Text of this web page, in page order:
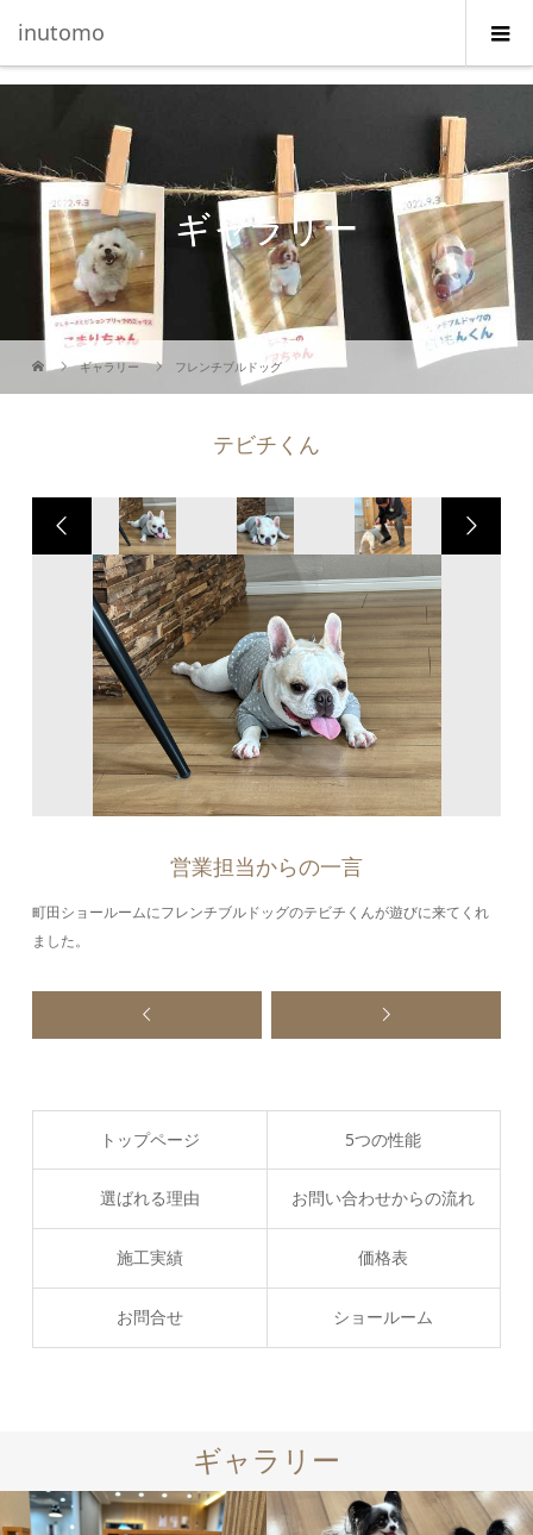
inutomo
ギャラリー
ギャラリー フレンチブルドッグ
テビチくん
営業担当からの一言
町田ショールームにフレンチブルドッグのテビチくんが遊びに来てくれ
ました。
トップページ 5つの性能
選ばれる理由 お問い合わせからの流れ
施工実績 価格表
お問合せ ショールーム
ギャラリー